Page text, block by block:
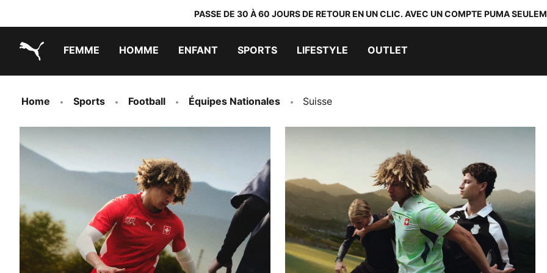
PASSE DE 30 À 60 JOURS DE RETOUR EN UN CLIC. AVEC UN COMPTE PUMA
FEMME HOMME ENFANT SPORTS LIFESTYLE OUTLET
Home Sports Football Équipes Nationales Suisse